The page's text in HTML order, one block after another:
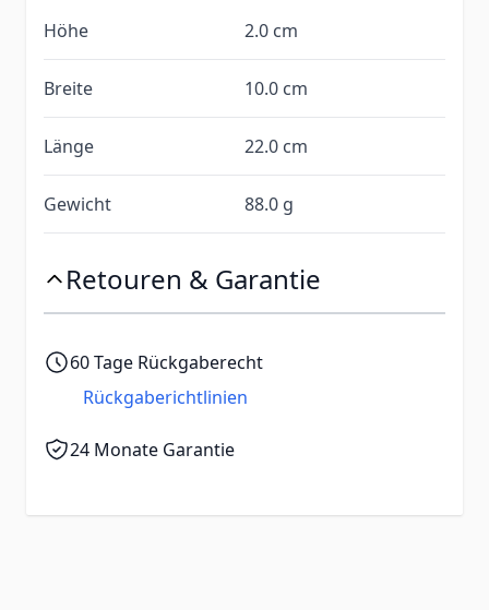
Höhe 2.0 cm
Breite 10.0 cm
Länge 22.0 cm
Gewicht 88.0 g
Retouren & Garantie
60 Tage Rückgaberecht
Rückgaberichtlinien
24 Monate Garantie